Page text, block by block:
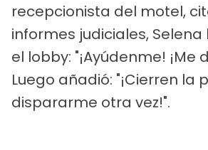
recepcionista del motel,
informes judiciales, Selena
el lobby: "¡Ayúdenme! ¡Me
Luego añadió: "¡Cierren la
dispararme otra vez!".